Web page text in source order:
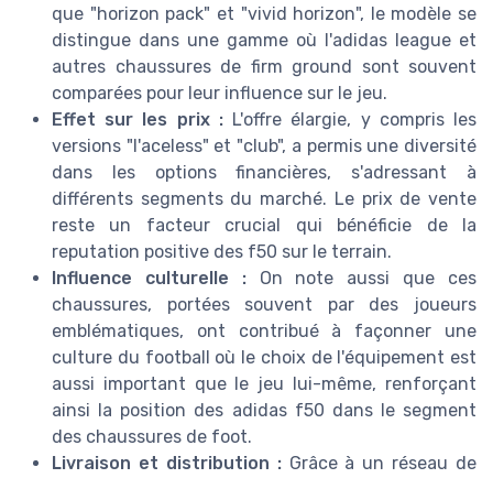
que "horizon pack" et "vivid horizon", le modèle se
distingue dans une gamme où l'adidas league et
autres chaussures de firm ground sont souvent
comparées pour leur influence sur le jeu.
Effet sur les prix :L'offre élargie, y compris les
versions "l'aceless" et "club", a permis une diversité
dans les options financières, s'adressant à
différents segments du marché. Le prix de vente
reste un facteur crucial qui bénéficie de la
reputation positive des f50 sur le terrain.
Influence culturelle :On note aussi que ces
chaussures, portées souvent par des joueurs
emblématiques, ont contribué à façonner une
culture du football où le choix de l'équipement est
aussi important que le jeu lui-même, renforçant
ainsi la position des adidas f50 dans le segment
des chaussures de foot.
Livraison et distribution :Grâce à un réseau de